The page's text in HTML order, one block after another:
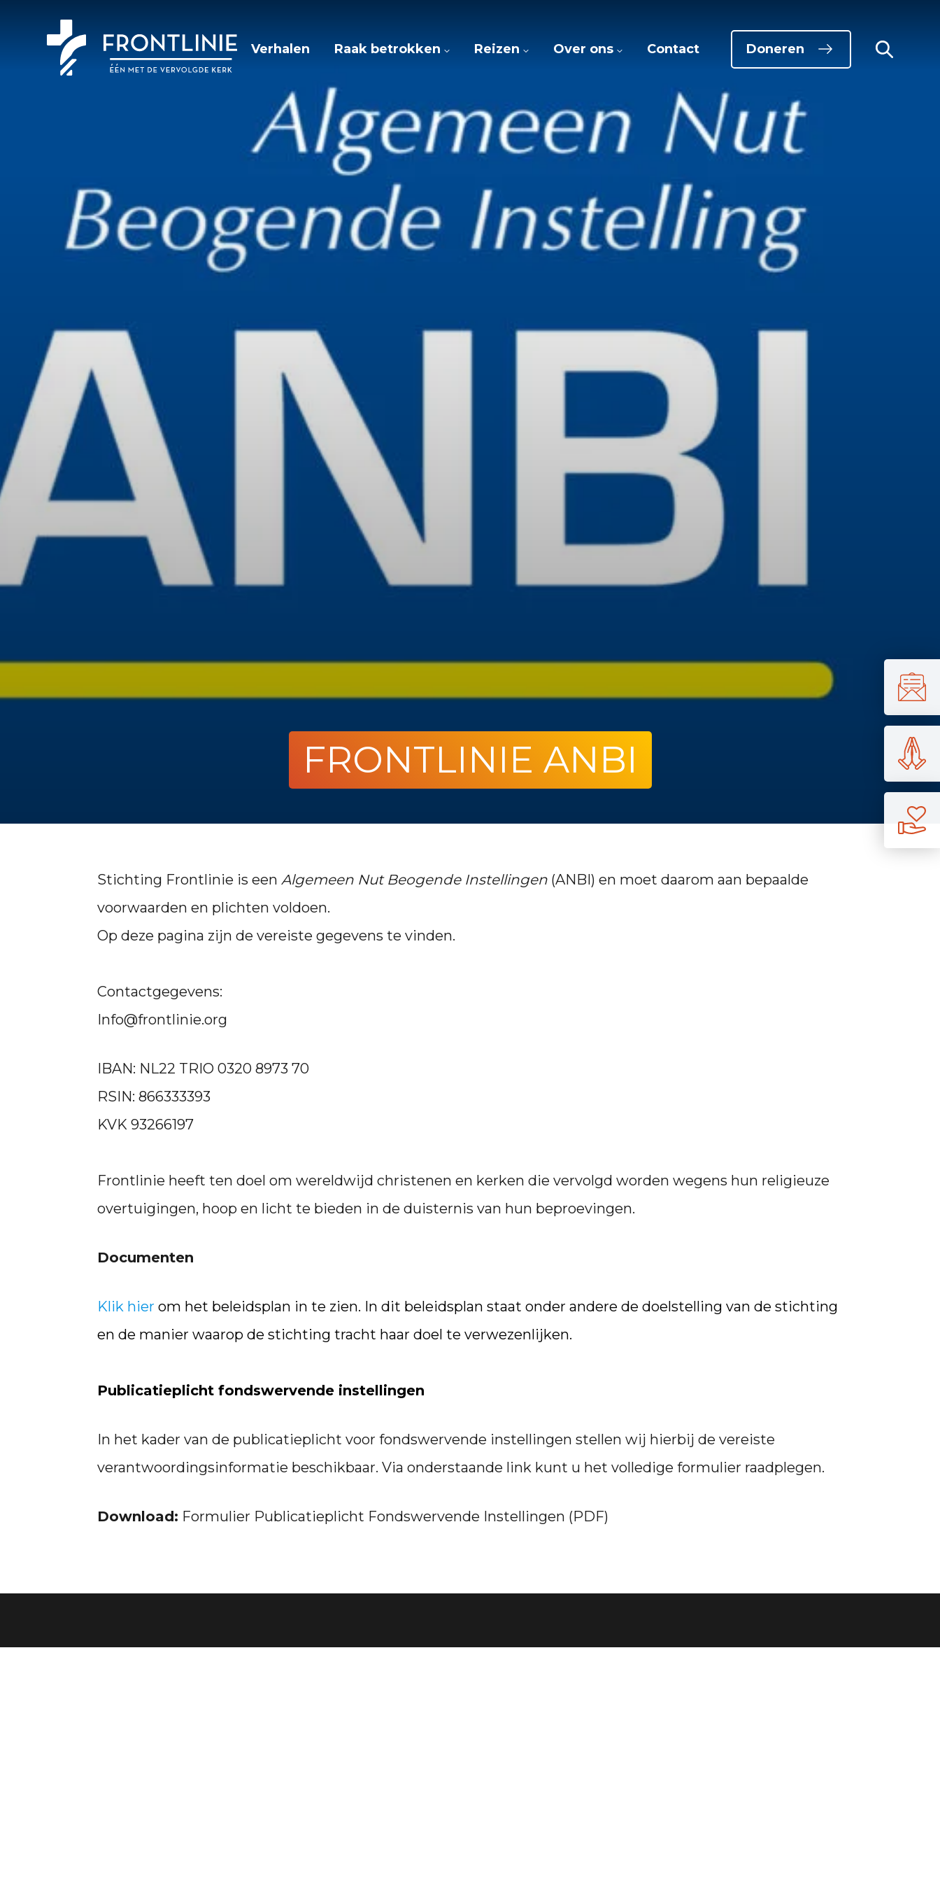
Verhalen Raak betrokken Reizen Over ons Contact Doneren
FRONTLINIE ANBI
Stichting Frontlinie is eenAlgemeen Nut Beogende Instellingen (ANBI) en moet daarom aan bepaalde
voorwaarden en plichten voldoen.
Op deze pagina zijn de vereiste gegevens te vinden.
Contactgegevens:
Info@frontlinie.org
IBAN: NL22 TRIO 0320 8973 70
RSIN: 866333393
KVK 93266197
Frontlinie heeft ten doel om wereldwijd christenen en kerken die vervolgd worden wegens hun religieuze
overtuigingen, hoop en licht te bieden in de duisternis van hun beproevingen.
Documenten
Klik hier om het beleidsplan in te zien. In dit beleidsplan staat onder andere de doelstelling van de stichting
en de manier waarop de stichting tracht haar doel te verwezenlijken.
Publicatieplicht fondswervende instellingen
In het kader van de publicatieplicht voor fondswervende instellingen stellen wij hierbij de vereiste
verantwoordingsinformatie beschikbaar. Via onderstaande link kunt u het volledige formulier raadplegen.
Download: Formulier Publicatieplicht Fondswervende Instellingen (PDF)